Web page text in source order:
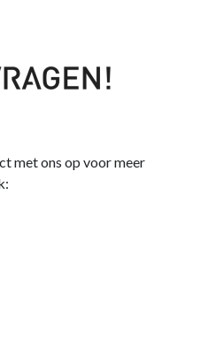
met ons op voor meer